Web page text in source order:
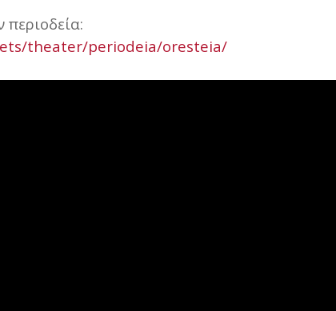
theater/periodeia/oresteia/